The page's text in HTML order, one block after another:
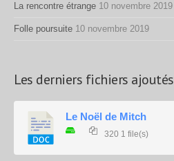
La rencontre étrange 10 novembre 2019
Folle poursuite 10 novembre 2019
Les derniers fichiers ajoutés
Le Noël de Mitch
320 1 file(s)